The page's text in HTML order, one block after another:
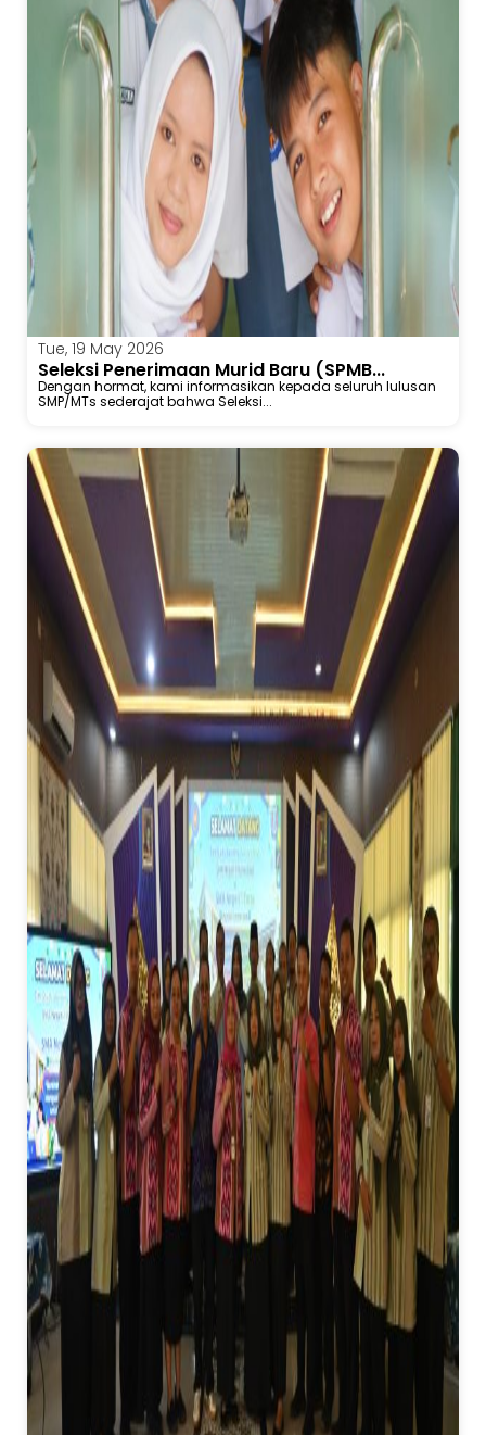
Tue, 19 May 2026
Seleksi Penerimaan Murid Baru (SPMB...
Dengan hormat, kami informasikan kepada seluruh lulusan
SMP/MTs sederajat bahwa Seleksi...